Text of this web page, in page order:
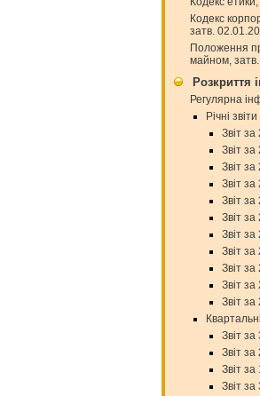
Кодекс
затв.
Положення
майном,
Розкриття
Регулярна
Річні звіти
Звіт за
Звіт за
Звіт за
Звіт за
Звіт за
Звіт за
Звіт за
Звіт за
Звіт за
Звіт за
Звіт за
Звіт
Звіт
Звіт
Звіт